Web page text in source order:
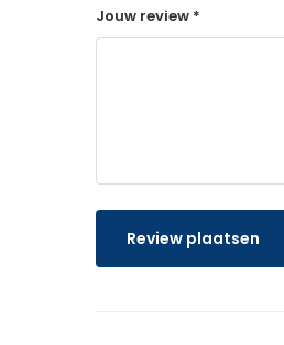
Jouw review *
Review plaatsen